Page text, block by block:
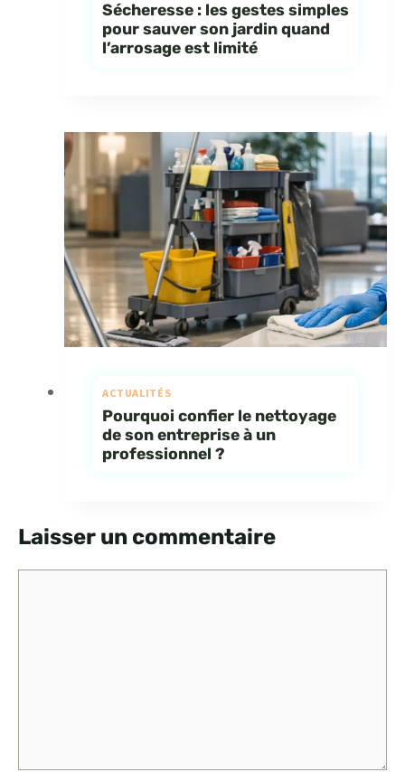
Sécheresse : les gestes simples
pour sauver son jardin quand
l’arrosage est limité
ACTUALITÉS
Pourquoi confier le nettoyage
de son entreprise à un
professionnel ?
Laisser un commentaire